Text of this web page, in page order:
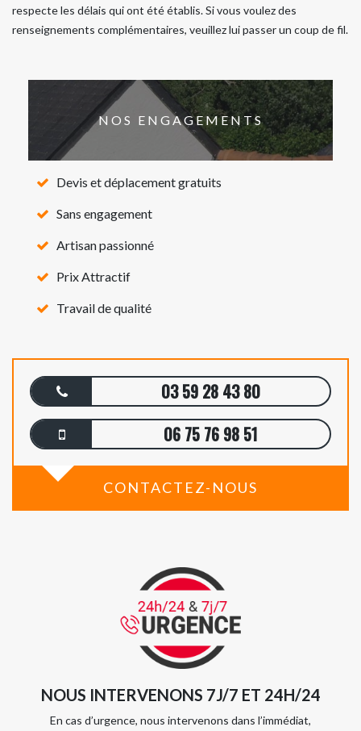
respecte les délais qui ont été établis. Si vous voulez des
renseignements complémentaires, veuillez lui passer un coup de fil.
NOS ENGAGEMENTS
Devis et déplacement gratuits
Sans engagement
Artisan passionné
Prix Attractif
Travail de qualité
03 59 28 43 80
06 75 76 98 51
CONTACTEZ-NOUS
NOUS INTERVENONS 7J/7 ET 24H/24
En cas d’urgence, nous intervenons dans l’immédiat,